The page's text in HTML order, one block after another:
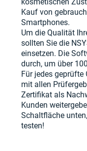
Kauf von
Smartphones.
Um die Qualität
sollten Sie die
einsetzen. Die
durch, um über
Für jedes
mit allen
Zertifikat als
Kunden
Schaltfläche
testen!